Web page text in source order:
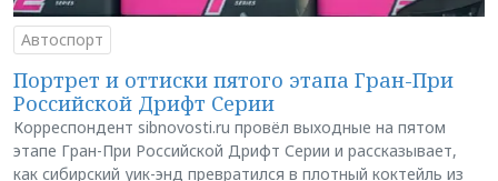
Автоспорт
Портрет и оттиски пятого этапа Гран-При
Российской Дрифт Серии
Корреспондент sibnovosti.ru провёл выходные на пятом
этапе Гран-При Российской Дрифт Серии и рассказывает,
как сибирский уик-энд превратился в плотный коктейль из